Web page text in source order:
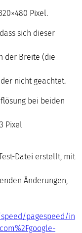
Pixel.
sich dieser
der Breite (die
nicht geachtet.
bei beiden
Pixel
Datei erstellt, mit
Änderungen,
pagespeed/in